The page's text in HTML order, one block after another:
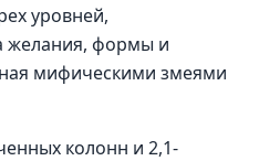
уровней,
желания, формы и
мифическими змеями
колонн и 2,1-